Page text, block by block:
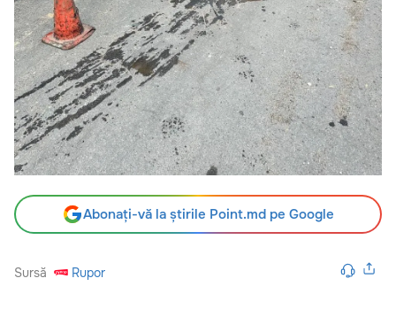
Abonați-vă la știrile Point.md pe Google
Sursă Rupor